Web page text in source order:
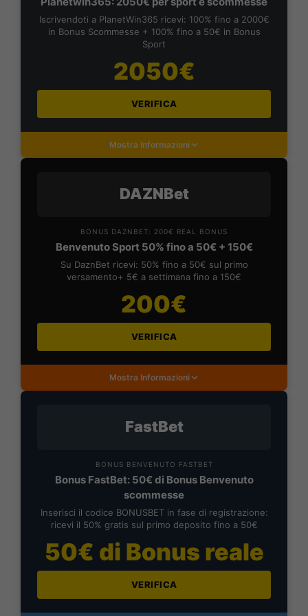
Iscrivendoti a PlanetWin365 ricevi: 100% fino a 2000€
in Bonus Scommesse + 100% fino a 50€ in Bonus
Sport
2050€
VERIFICA
Mostra Informazioni
DAZNBet
BONUS DAZNBET: 200€ REAL BONUS
Benvenuto Sport 50% fino a 50€ + 150€
Su DaznBet ricevi: 50% fino a 50€ sul primo
versamento+ 5€ a settimana fino a 150€
200€
VERIFICA
Mostra Informazioni
FastBet
BONUS BENVENUTO FASTBET
Bonus FastBet: 50€ di Bonus Benvenuto
scommesse
Inserisci il codice BONUSBET in fase di registrazione:
ricevi il 50% gratis sul primo deposito fino a 50€
50€ di Bonus reale
VERIFICA